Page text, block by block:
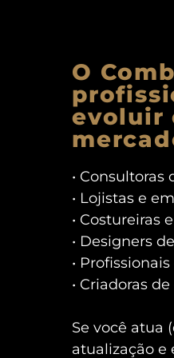
O
evoluir
•
• Lojistas e
• Costureiras
• Designers
•
• Criadoras
Se você atua
atualização e